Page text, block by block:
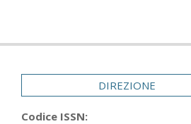
DIREZIONE
Codice ISSN: